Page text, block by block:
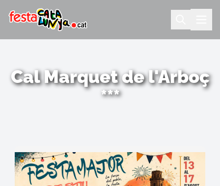
Cal Marquet de l'Arboç
***